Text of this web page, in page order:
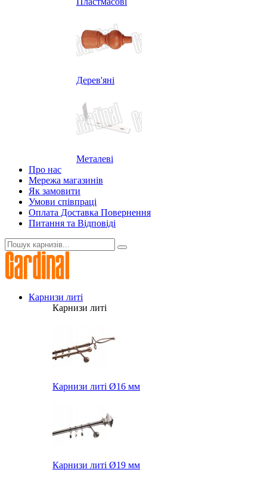
Дерев'яні
Металеві
Про нас
Мережа магазинів
Як замовити
Умови співпраці
Оплата Доставка Повернення
Питання та Відповіді
Карнизи литі
Карнизи литі
Карнизи литі Ø16 мм
Карнизи литі Ø19 мм